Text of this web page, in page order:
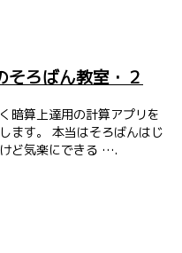
ろばん教室・２
暗算上達用の計算アプリを
ます。 本当はそろばんはじ
ど気楽にできる ….